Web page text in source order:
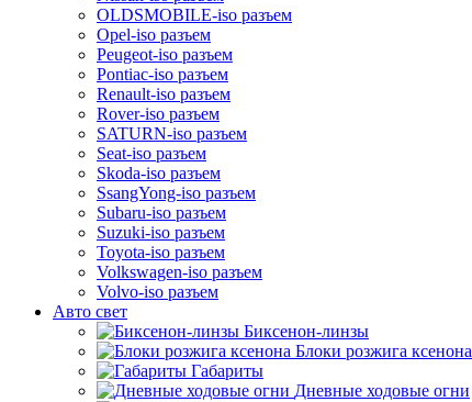
OLDSMOBILE-iso разъем
Opel-iso разъем
Peugeot-iso разъем
Pontiac-iso разъем
Renault-iso разъем
Rover-iso разъем
SATURN-iso разъем
Seat-iso разъем
Skoda-iso разъем
SsangYong-iso разъем
Subaru-iso разъем
Suzuki-iso разъем
Toyota-iso разъем
Volkswagen-iso разъем
Volvo-iso разъем
Авто свет
Биксенон-линзы
Блоки розжига ксенона
Габариты
Дневные ходовые огни